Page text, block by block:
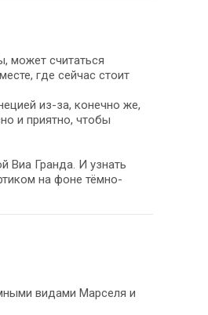
может считаться
где сейчас стоит
из-за, конечно же,
и приятно, чтобы
Виа Гранда. И узнать
на фоне тёмно-
видами Марселя и